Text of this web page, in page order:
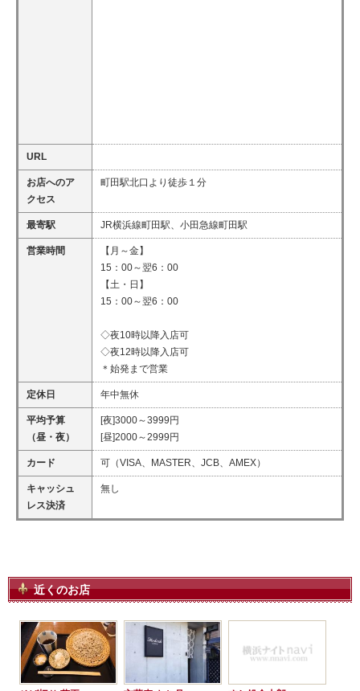
URL
お店へのア
クセス
町田駅北口より徒歩１分
最寄駅 JR横浜線町田駅、小田急線町田駅
営業時間
【月～金】
15：00～翌6：00
【土・日】
15：00～翌6：00
◇夜10時以降入店可
◇夜12時以降入店可
＊始発まで営業
定休日 年中無休
平均予算
（昼・夜）
[夜]3000～3999円
[昼]2000～2999円
カード 可（VISA、MASTER、JCB、AMEX）
キャッシュ
レス決済
無し
近くのお店